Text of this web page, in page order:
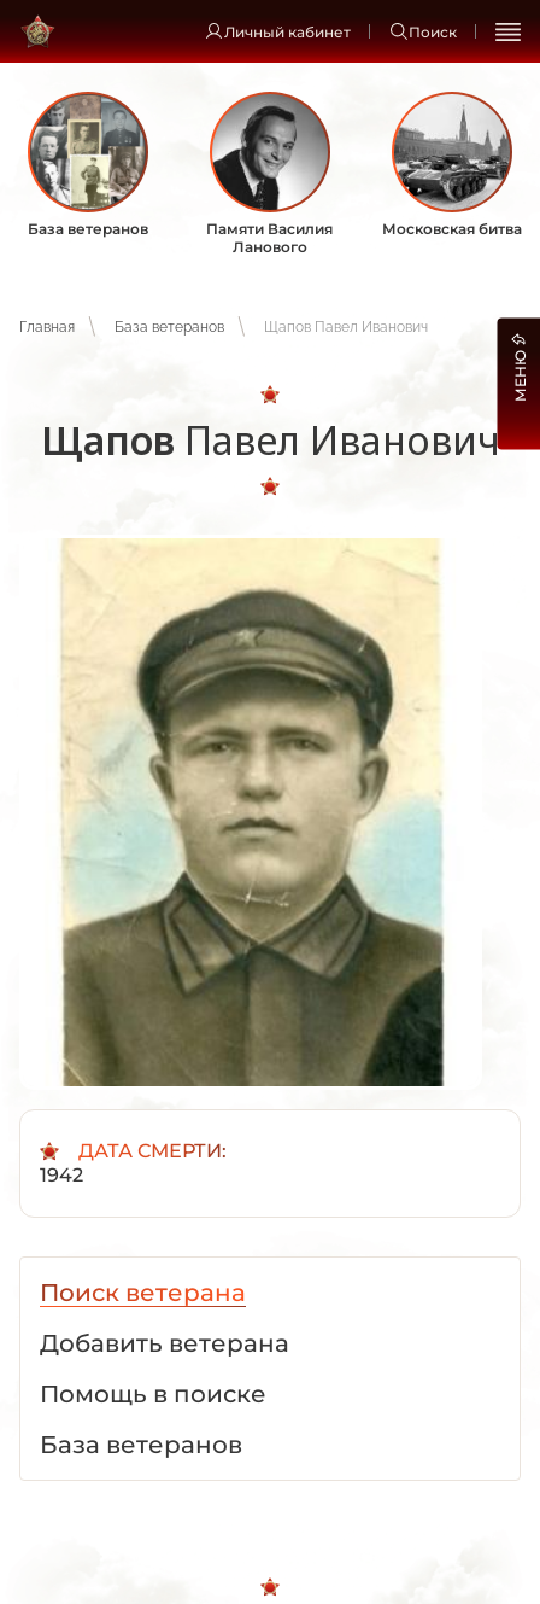
Личный кабинет Поиск
База ветеранов
Памяти Василия
Ланового
Московская битва
Главная База ветеранов Щапов Павел Иванович
Щапов Павел Иванович
ДАТА СМЕРТИ:
1942
Поиск ветерана
Добавить ветерана
Помощь в поиске
База ветеранов
МЕНЮ